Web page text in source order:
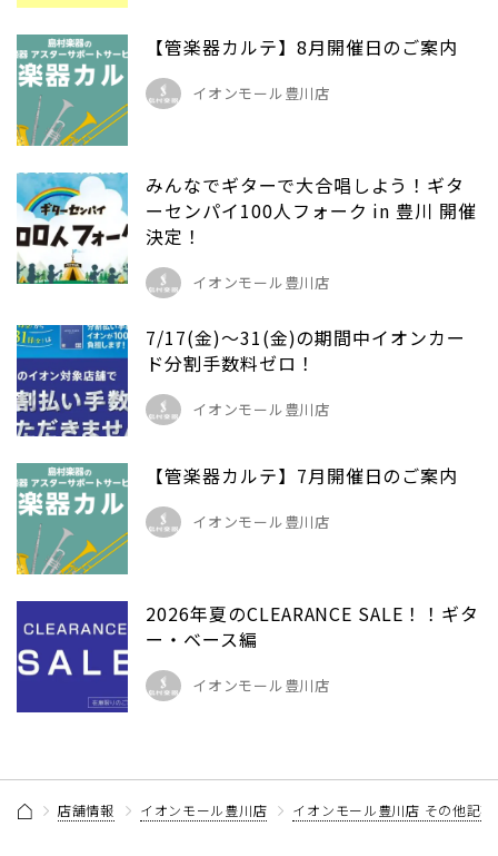
【管楽器カルテ】8月開催日のご案内
イオンモール豊川店
みんなでギターで大合唱しよう！ギタ
ーセンパイ100人フォーク in 豊川 開催
決定！
イオンモール豊川店
7/17(金)～31(金)の期間中イオンカー
ド分割手数料ゼロ！
イオンモール豊川店
【管楽器カルテ】7月開催日のご案内
イオンモール豊川店
2026年夏のCLEARANCE SALE！！ギタ
ー・ベース編
イオンモール豊川店
店舗情報 イオンモール豊川店 イオンモール豊川店 その他記